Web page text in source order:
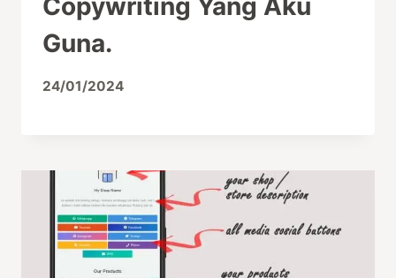
Copywriting Yang Aku
Guna.
24/01/2024